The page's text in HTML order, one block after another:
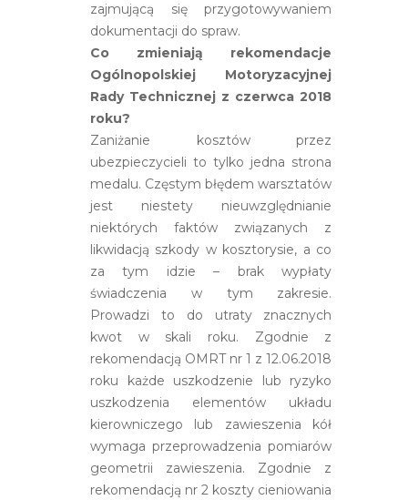
zajmującą się przygotowywaniem
dokumentacji do spraw.
Co zmieniają rekomendacje
Ogólnopolskiej Motoryzacyjnej
Rady Technicznej z czerwca 2018
roku?
Zaniżanie kosztów przez
ubezpieczycieli to tylko jedna strona
medalu. Częstym błędem warsztatów
jest niestety nieuwzględnianie
niektórych faktów związanych z
likwidacją szkody w kosztorysie, a co
za tym idzie – brak wypłaty
świadczenia w tym zakresie.
Prowadzi to do utraty znacznych
kwot w skali roku. Zgodnie z
rekomendacją OMRT nr 1 z 12.06.2018
roku każde uszkodzenie lub ryzyko
uszkodzenia elementów układu
kierowniczego lub zawieszenia kół
wymaga przeprowadzenia pomiarów
geometrii zawieszenia. Zgodnie z
rekomendacją nr 2 koszty cieniowania